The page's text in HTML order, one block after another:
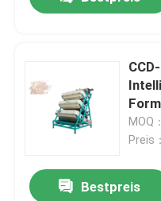
Haus
Produkte
Über uns
MOQ
Preis
Bestpreis